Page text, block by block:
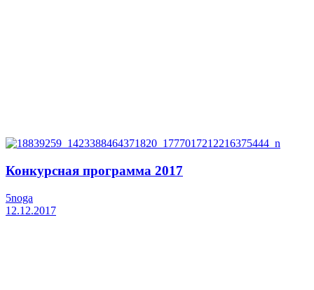
Конкурсная программа 2017
5noga
12.12.2017